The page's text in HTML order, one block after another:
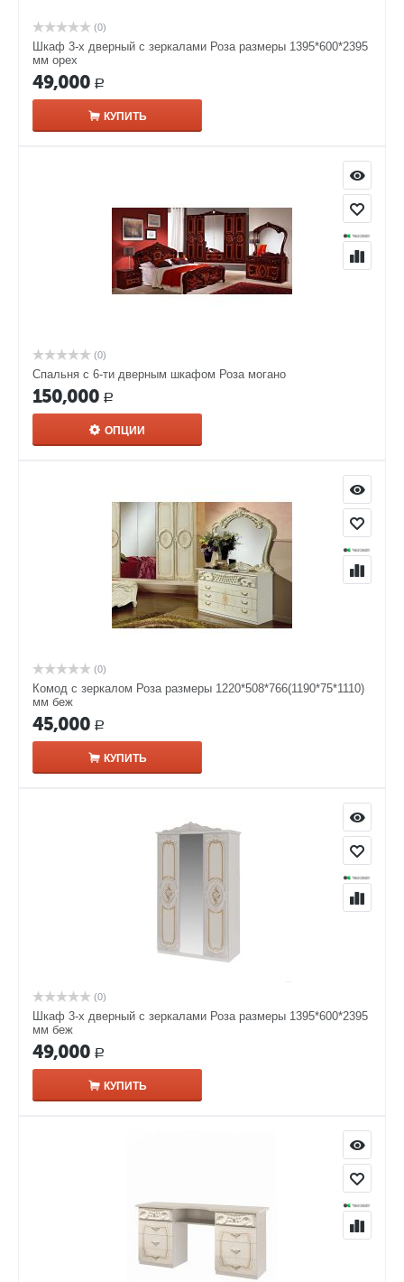
(0)
Шкаф 3-х дверный с зеркалами Роза размеры 1395*600*2395
мм орех
49,000 Р
КУПИТЬ
(0)
Спальня с 6-ти дверным шкафом Роза могано
150,000 Р
ОПЦИИ
(0)
Комод с зеркалом Роза размеры 1220*508*766(1190*75*1110)
мм беж
45,000 Р
КУПИТЬ
(0)
Шкаф 3-х дверный с зеркалами Роза размеры 1395*600*2395
мм беж
49,000 Р
КУПИТЬ